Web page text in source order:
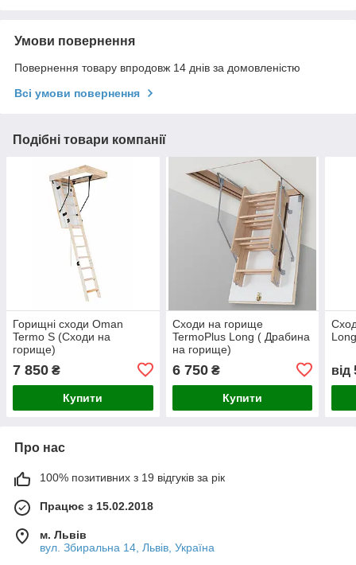
Умови повернення
Повернення товару впродовж 14 днів за домовленістю
Всі умови повернення
Подібні товари компанії
Горищні сходи Oman
Termo S (Сходи на
горище)
7 850 ₴
Купити
Сходи на горище
TermoPlus Long ( Драбина
на горище)
6 750₴
Купити
від
Про нас
100% позитивних з 19 відгуків за рік
Працює з 15.02.2018
м. Львів
вул. Збиральна 14, Львів, Україна